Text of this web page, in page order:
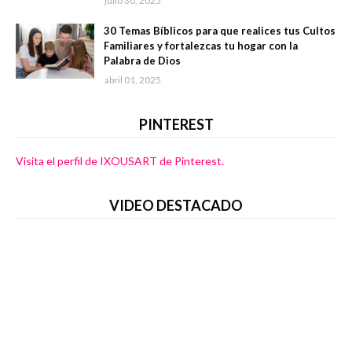
30 Temas Bíblicos para que realices tus Cultos
Familiares y fortalezcas tu hogar con la
Palabra de Dios
abril 01, 2025
PINTEREST
Visita el perfil de IXOUSART de Pinterest.
VIDEO DESTACADO